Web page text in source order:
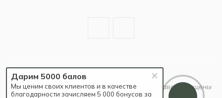
2026 © Britzo: Брендовые украшения / Все права защищены
Дарим 5000 балов
Мы ценим своих клиентов и в качестве
благодарности зачисляем 5 000 бонусов за